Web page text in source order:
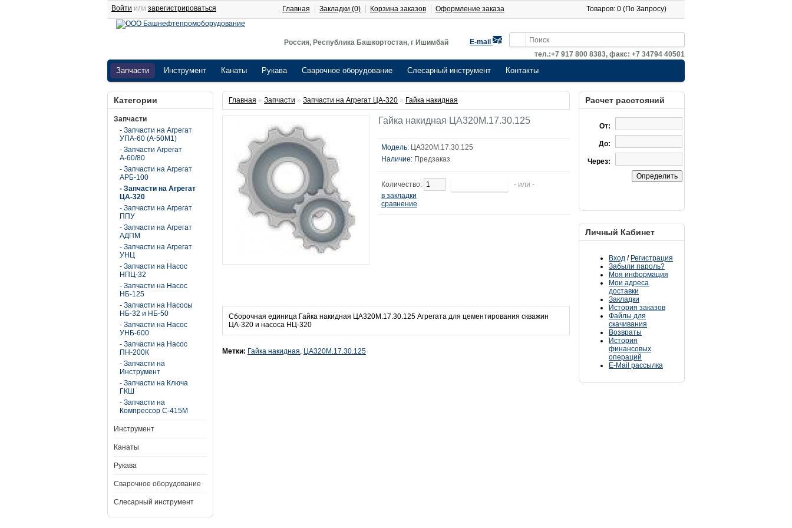
Товаров: 0 (По Запросу)
Россия, Республика Башкортостан, г Ишимбай
E-mail
тел.:+7 917 800 8383, факс: +7 34794 40501
Войти или зарегистрироваться Главная Закладки (0) Корзина заказов Оформление заказа
Запчасти Инструмент Канаты Рукава Сварочное оборудование Слесарный инструмент Контакты
Категории
Запчасти
- Запчасти на Агрегат
УПА-60 (А-50М1)
- Запчасти Агрегат
А-60/80
- Запчасти на Агрегат
АРБ-100
- Запчасти на Агрегат
ЦА-320
- Запчасти на Агрегат
ППУ
- Запчасти на Агрегат
АДПМ
- Запчасти на Агрегат
УНЦ
- Запчасти на Насос
НПЦ-32
- Запчасти на Насос
НБ-125
- Запчасти на Насосы
НБ-32 и НБ-50
- Запчасти на Насос
УНБ-600
- Запчасти на Насос
ПН-200К
- Запчасти на
Инструмент
- Запчасти на Ключа
ГКШ
- Запчасти на
Компрессор С-415М
Инструмент
Канаты
Рукава
Сварочное оборудование
Слесарный инструмент
Расчет расстояний
От:
До:
Через:
Личный Кабинет
Вход / Регистрация
Забыли пароль?
Моя информация
Мои адреса
доставки
Закладки
История заказов
Файлы для
скачивания
Возвраты
История
финансовых
операций
E-Mail рассылка
Главная » Запчасти » Запчасти на Агрегат ЦА-320 » Гайка накидная
Гайка накидная ЦА320М.17.30.125
Модель: ЦА320М.17.30.125
Наличие: Предзаказ
Количество:
- или -
в закладки
сравнение
Сборочная единица Гайка накидная ЦА320М.17.30.125 Агрегата для цементирования скважин
ЦА-320 и насоса НЦ-320
Метки: Гайка накидная, ЦА320М.17.30.125